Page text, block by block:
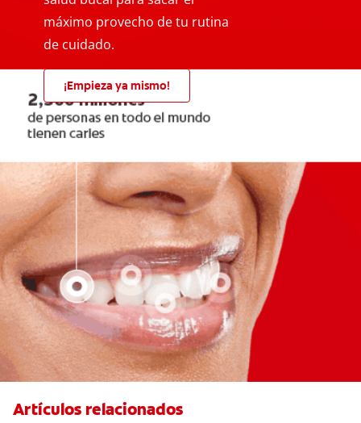
máximo provecho de tu rutina
de cuidado.
¡Empieza ya mismo!
Artículos relacionados